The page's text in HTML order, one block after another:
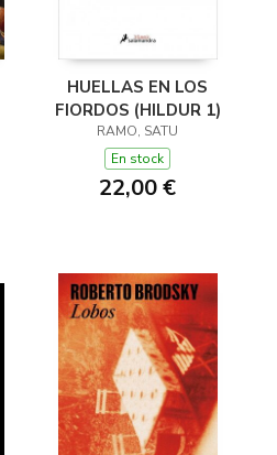
HUELLAS EN LOS
FIORDOS (HILDUR 1)
RAMO, SATU
En stock
22,00 €